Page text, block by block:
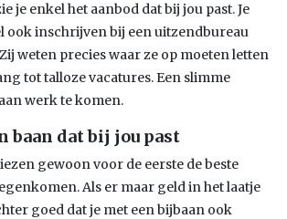
je enkel het aanbod dat bij jou past. Je
ook inschrijven bij een uitzendbureau
weten precies waar ze op moeten letten
tot talloze vacatures. Een slimme
werk te komen.
baan dat bij jou past
gewoon voor de eerste de beste
Als er maar geld in het laatje
goed dat je met een bijbaan ook